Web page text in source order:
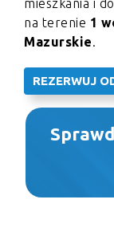
mieszkania i
na terenie 1
Mazurskie.
REZERWUJ